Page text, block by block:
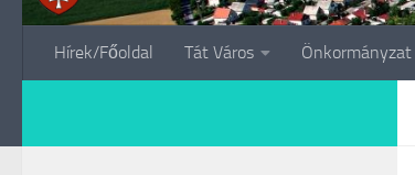
Hírek/Főoldal Tát Város Önkormányzat